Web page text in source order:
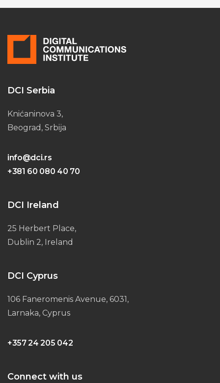
DCI Serbia
Knićaninova 3,
Beograd, Srbija
info@dci.rs
+381 60 080 40 70
DCI Ireland
25 Herbert Place,
Dublin 2, Ireland
DCI Cyprus
106 Faneromenis Avenue, 6031,
Larnaka, Cyprus
+357 24 205 042
Connect with us